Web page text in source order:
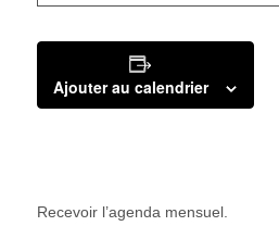
Ajouter au calendrier
Recevoir l’agenda mensuel.